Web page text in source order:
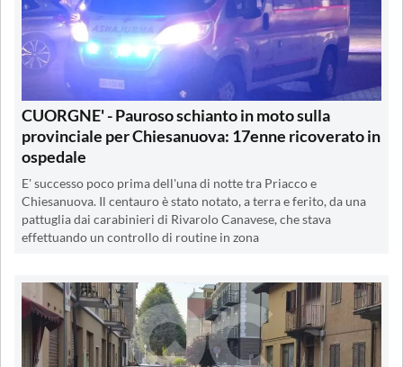
CUORGNE' - Pauroso schianto in moto sulla
provinciale per Chiesanuova: 17enne ricoverato in
ospedale
E' successo poco prima dell'una di notte tra Priacco e
Chiesanuova. Il centauro è stato notato, a terra e ferito, da una
pattuglia dai carabinieri di Rivarolo Canavese, che stava
effettuando un controllo di routine in zona